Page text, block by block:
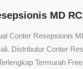
MD
Conter Resepsionis
Distributor Conter
Termurah